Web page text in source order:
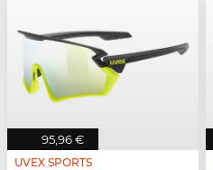
95,96 €
UVEX SPORTS